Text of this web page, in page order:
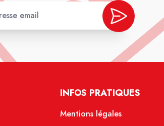
INFOS PRATIQUES
Mentions légales